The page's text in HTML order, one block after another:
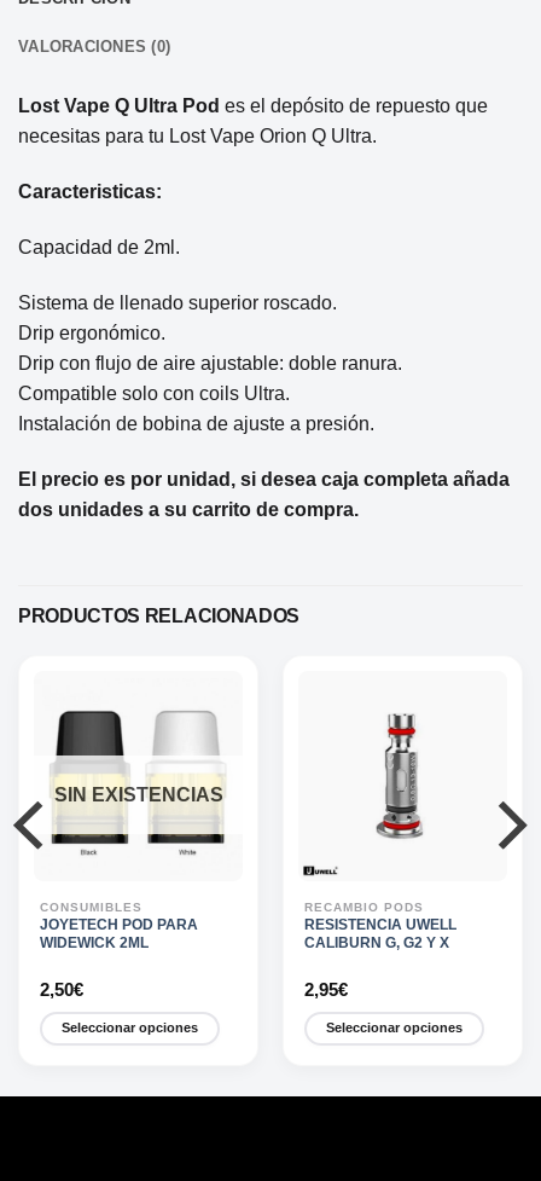
VALORACIONES (0)
Lost Vape Q Ultra Pod es el depósito de repuesto que
necesitas para tu Lost Vape Orion Q Ultra.
Caracteristicas:
Capacidad de 2ml.
Sistema de llenado superior roscado.
Drip ergonómico.
Drip con flujo de aire ajustable: doble ranura.
Compatible solo con coils Ultra.
Instalación de bobina de ajuste a presión.
El precio es por unidad, si desea caja completa añada
dos unidades a su carrito de compra.
PRODUCTOS RELACIONADOS
SIN EXISTENCIAS
CONSUMIBLES
JOYETECH POD PARA
WIDEWICK 2ML
2,50€
Seleccionar opciones
RECAMBIO PODS
RESISTENCIA UWELL
CALIBURN G, G2 Y X
2,95€
Seleccionar opciones